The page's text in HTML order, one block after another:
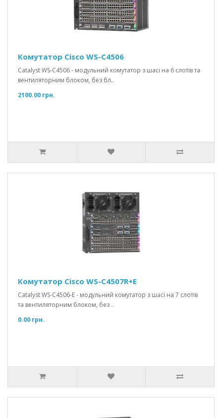
Комутатор Cisco WS-C4506
Catalyst WS-C4506 - модульний комутатор з шасі на 6 слотів та
вентиляторним блоком, без бл..
2100.00 грн.
Комутатор Cisco WS-C4507R+E
Catalyst WS-C4506-E - модульний комутатор з шасі на 7 слотів
та вентиляторним блоком, без ..
0.00 грн.